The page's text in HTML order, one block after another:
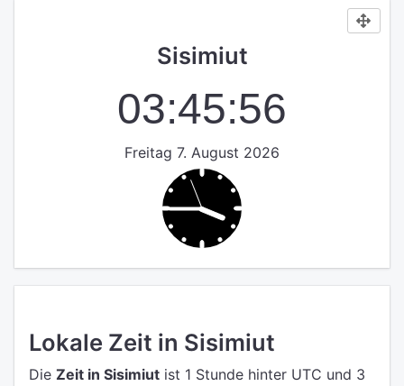
Sisimiut
03:45:56
Freitag 7. August 2026
Lokale Zeit in Sisimiut
Die Zeit in Sisimiut ist 1 Stunde hinter UTC und 3